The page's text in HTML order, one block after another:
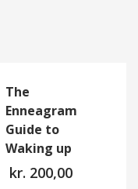
The
Enneagram
Guide to
Waking up
kr. 200,00